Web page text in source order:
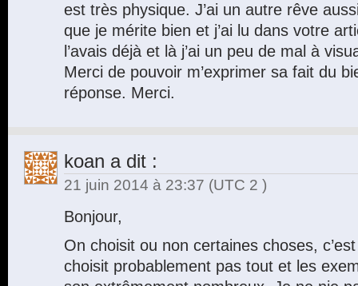
est très physique. J’ai un autre rêve
que je mérite bien et j’ai lu dans votre
l’avais déjà et là j’ai un peu de mal à
Merci de pouvoir m’exprimer sa fait du
réponse. Merci.
koan a dit :
21 juin 2014 à 23:37 (UTC 2 )
Bonjour,
On choisit ou non certaines choses,
choisit probablement pas tout et les